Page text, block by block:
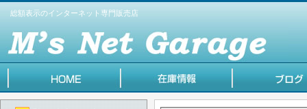
総額表示のインターネット専門販売店